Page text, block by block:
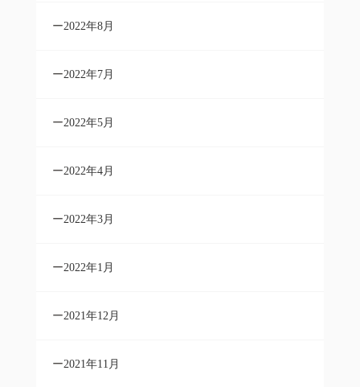
2022年8月
2022年7月
2022年5月
2022年4月
2022年3月
2022年1月
2021年12月
2021年11月